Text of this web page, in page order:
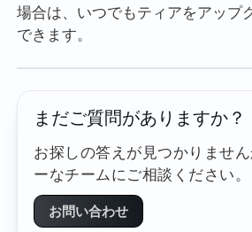
場合は、いつでもティアをアップ
できます。
まだご質問がありますか？
お探しの答えが見つかりませ
ーなチームにご相談ください。
お問い合わせ